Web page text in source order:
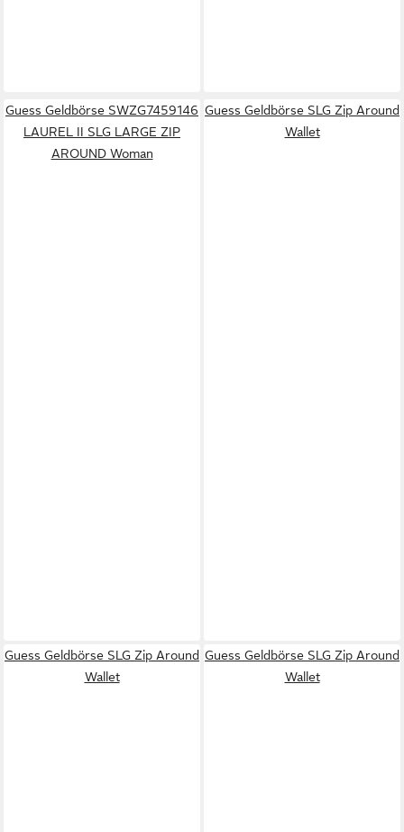
Guess Geldbörse SWZG7459146
LAUREL II SLG LARGE ZIP
AROUND Woman
Guess Geldbörse SLG Zip Around
Wallet
Guess Geldbörse SLG Zip Around
Wallet
Guess Geldbörse SLG Zip Around
Wallet